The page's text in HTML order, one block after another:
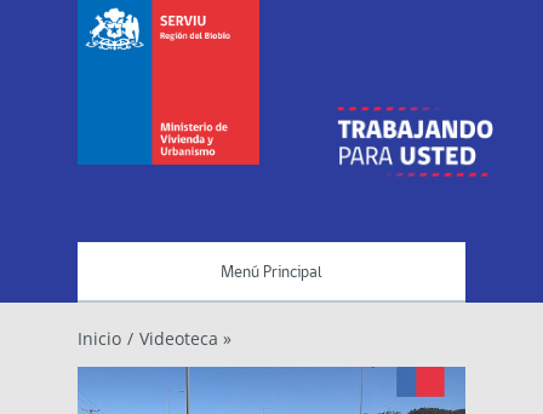
Menú Principal
Inicio / Videoteca »